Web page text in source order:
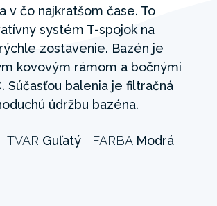
v čo najkratšom čase. To
systém T-spojok na
zostavenie. Bazén je
kovovým rámom a bočnými
Súčasťou balenia je filtračná
údržbu bazéna.
TVAR Guľatý FARBA Modrá